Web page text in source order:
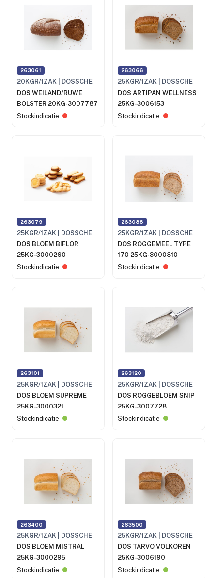
263061
20KGR/1ZAK | DOSSCHE
DOS WEILAND/RUWE
BOLSTER 20KG-3007787
Stockindicatie
263066
25KGR/1ZAK | DOSSCHE
DOS ARTIPAN WELLNESS
25KG-3006153
Stockindicatie
263079
25KGR/1ZAK | DOSSCHE
DOS BLOEM BIFLOR
25KG-3000260
Stockindicatie
263088
25KGR/1ZAK | DOSSCHE
DOS ROGGEMEEL TYPE
170 25KG-3000810
Stockindicatie
263101
25KGR/1ZAK | DOSSCHE
DOS BLOEM SUPREME
25KG-3000321
Stockindicatie
263120
25KGR/1ZAK | DOSSCHE
DOS ROGGEBLOEM SNIP
25KG-3007728
Stockindicatie
263400
25KGR/1ZAK | DOSSCHE
DOS BLOEM MISTRAL
25KG-3000295
Stockindicatie
263500
25KGR/1ZAK | DOSSCHE
DOS TARVO VOLKOREN
25KG-3006190
Stockindicatie